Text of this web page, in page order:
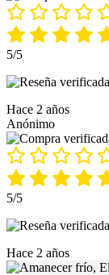
5/5
Hace 2 años
Anónimo
5/5
Hace 2 años